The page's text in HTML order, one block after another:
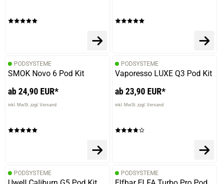
14.10.2025 — via
Trustedshops.de
verifizierter Onlinekauf.
13.09.2025 — via
Trustedshops.de
verifizierter Onlinekauf.
Einfach Lecker, mein lieblingsgeschmack
PODSYSTEME
SMOK Novo 6 Pod Kit
ab 24,90 EUR*
inkl. MwSt. zzgl. Versand
PODSYSTEME
Vaporesso LUXE Q3 Pod Kit
ab 23,90 EUR*
inkl. MwSt. zzgl. Versand
PODSYSTEME PODSYSTEME